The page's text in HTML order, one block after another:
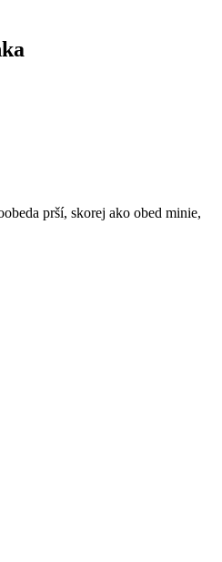
prší, skorej ako obed minie,